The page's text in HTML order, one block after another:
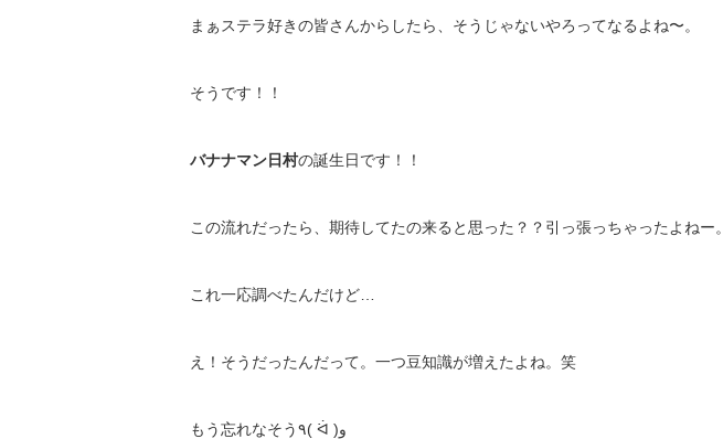
まぁステラ好きの皆さんからしたら、そうじゃないやろってなるよね〜。
そうです！！
バナナマン日村の誕生日です！！
この流れだったら、期待してたの来ると思った？？引っ張っちゃったよねー。
これ一応調べたんだけど…
え！そうだったんだって。一つ豆知識が増えたよね。笑
もう忘れなそう٩( ᐛ )و